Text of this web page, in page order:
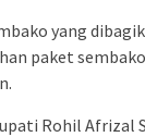
yang
paket
Rohil Afrizal